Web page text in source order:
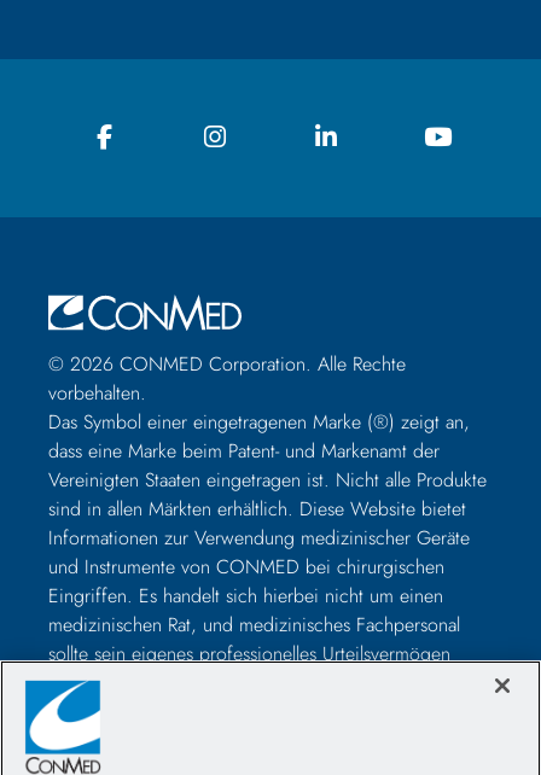
© 2026 CONMED Corporation. Alle Rechte
vorbehalten.
Das Symbol einer eingetragenen Marke (®) zeigt an,
dass eine Marke beim Patent- und Markenamt der
Vereinigten Staaten eingetragen ist. Nicht alle Produkte
sind in allen Märkten erhältlich. Diese Website bietet
Informationen zur Verwendung medizinischer Geräte
und Instrumente von CONMED bei chirurgischen
Eingriffen. Es handelt sich hierbei nicht um einen
medizinischen Rat, und medizinisches Fachpersonal
sollte sein eigenes professionelles Urteilsvermögen
nutzen, bevor es zur Behandlung eines bestimmten
Patienten verwendet wird. Medizinisches Fachpersonal
sollte vor der Operation in der Verwendung solcher